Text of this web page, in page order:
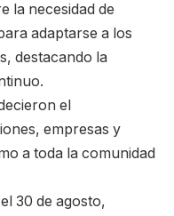
la necesidad de
adaptarse a los
destacando la
el
empresas y
a toda la comunidad
30 de agosto,